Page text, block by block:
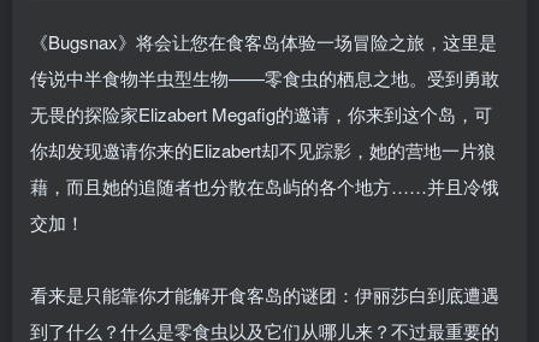
《Bugsnax》将会让您在食客岛体验一场冒险之旅，这里是
传说中半食物半虫型生物——零食虫的栖息之地。受到勇敢
无畏的探险家Elizabert Megafig的邀请，你来到这个岛，可
你却发现邀请你来的Elizabert却不见踪影，她的营地一片狼
藉，而且她的追随者也分散在岛屿的各个地方……并且冷饿
交加！
看来是只能靠你才能解开食客岛的谜团：伊丽莎白到底遭遇
到了什么？什么是零食虫以及它们从哪儿来？不过最重要的